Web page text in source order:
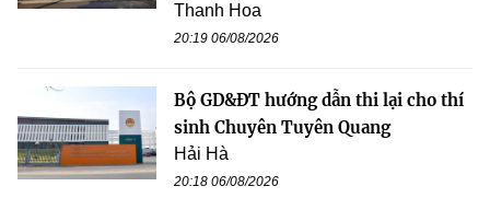
Thanh Hoa
20:19 06/08/2026
Bộ GD&ĐT hướng dẫn thi lại cho thí
sinh Chuyên Tuyên Quang
Hải Hà
20:18 06/08/2026